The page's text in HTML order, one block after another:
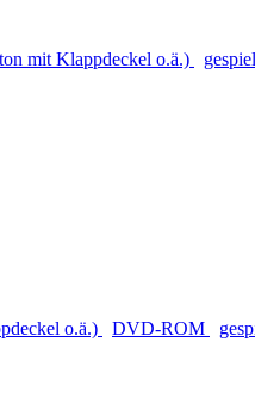
mit Klappdeckel o.ä.)
o.ä.) DVD-ROM